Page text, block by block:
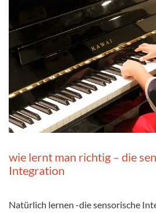
wie lernt man richtig – die
Integration
Natürlich lernen -die sensorische